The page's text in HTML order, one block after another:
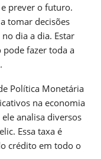
prever o futuro.
tomar decisões
dia a dia. Estar
fazer toda a
Política Monetária
na economia
analisa diversos
Essa taxa é
crédito em todo o